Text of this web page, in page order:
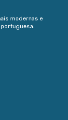
modernas e